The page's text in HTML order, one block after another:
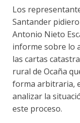
Los
Santander
Antonio Nieto
informe sobre lo
las cartas
rural de Ocaña
forma arbitraria,
analizar la
este proceso.